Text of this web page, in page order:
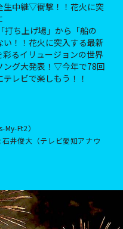
生中継▽衝撃！！花火に突
打ち上げ場」から「船の
！！花火に突入する最新
るイリュージョンの世界
ング大発表！▽今年で78回
レビで楽しもう！！
Ft2）
井俊大（テレビ愛知アナウ